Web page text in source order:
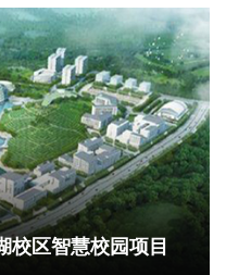
校区智慧校园项目